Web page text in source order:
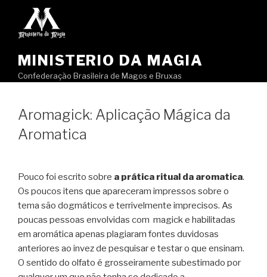
MINISTERIO DA MAGIA
Confederação Brasileira de Magos e Bruxas
Aromagick: Aplicação Mágica da
Aromatica
Pouco foi escrito sobre a prática ritual da aromatica.
Os poucos itens que apareceram impressos sobre o
tema são dogmáticos e terrivelmente imprecisos. As
poucas pessoas envolvidas com magick e habilitadas
em aromática apenas plagiaram fontes duvidosas
anteriores ao invez de pesquisar e testar o que ensinam.
O sentido do olfato é grosseiramente subestimado por